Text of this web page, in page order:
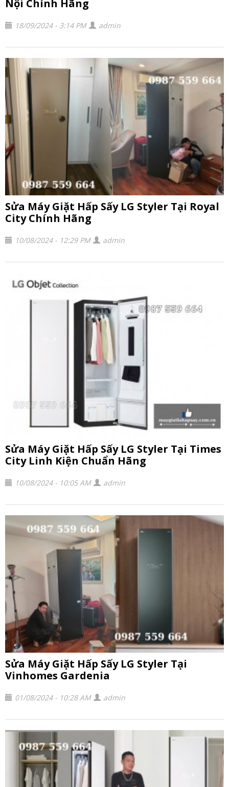
Nội Chính Hãng
18/09/2024 - 3:14 PM admin
Sửa Máy Giặt Hấp Sấy LG Styler Tại Royal
City Chính Hãng
10/08/2024 - 12:29 PM admin
Sửa Máy Giặt Hấp Sấy LG Styler Tại Times
City Linh Kiện Chuẩn Hãng
10/08/2024 - 10:05 AM admin
Sửa Máy Giặt Hấp Sấy LG Styler Tại
Vinhomes Gardenia
01/08/2024 - 10:28 AM admin